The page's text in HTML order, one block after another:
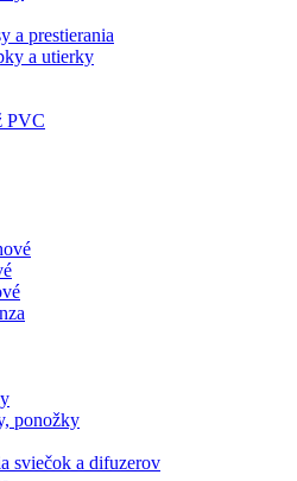
a prestierania
a utierky
PVC
ponožky
sviečok a difuzerov